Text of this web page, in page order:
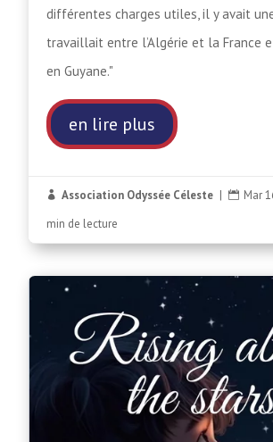
différentes charges utiles, il y avait
travaillait entre l’Algérie et la France
en Guyane."
en lire plus
 Association Odyssée Céleste |  Mar
min de lecture